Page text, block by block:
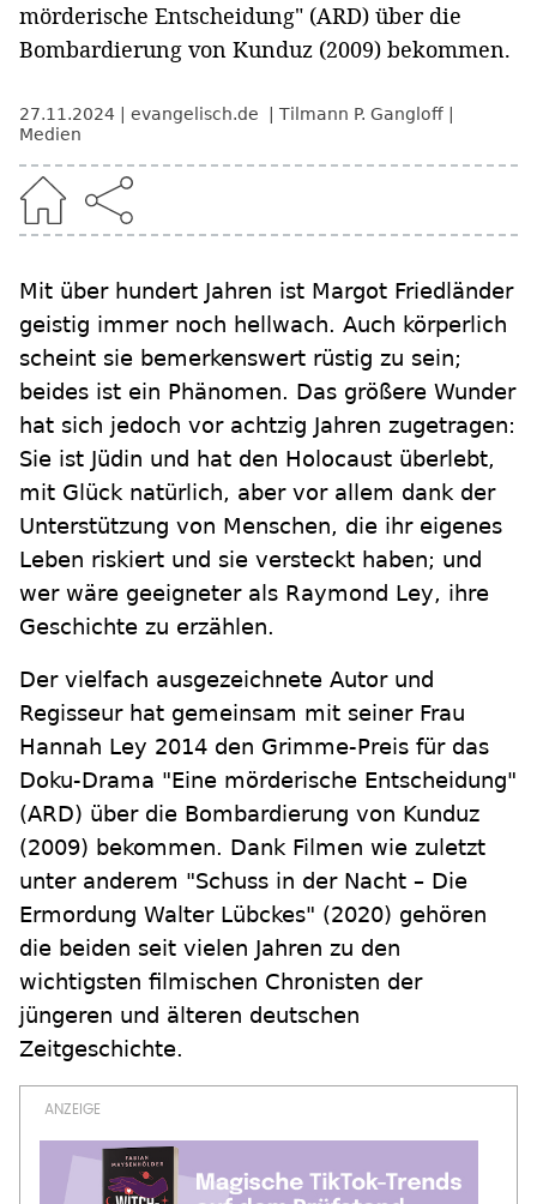
mörderische Entscheidung" (ARD) über die
Bombardierung von Kunduz (2009) bekommen.
27.11.2024 evangelisch.de
Tilmann P. Gangloff
Medien
Mit über hundert Jahren ist Margot Friedländer
geistig immer noch hellwach. Auch körperlich
scheint sie bemerkenswert rüstig zu sein;
beides ist ein Phänomen. Das größere Wunder
hat sich jedoch vor achtzig Jahren zugetragen:
Sie ist Jüdin und hat den Holocaust überlebt,
mit Glück natürlich, aber vor allem dank der
Unterstützung von Menschen, die ihr eigenes
Leben riskiert und sie versteckt haben; und
wer wäre geeigneter als Raymond Ley, ihre
Geschichte zu erzählen.
Der vielfach ausgezeichnete Autor und
Regisseur hat gemeinsam mit seiner Frau
Hannah Ley 2014 den Grimme-Preis für das
Doku-Drama "Eine mörderische Entscheidung"
(ARD) über die Bombardierung von Kunduz
(2009) bekommen. Dank Filmen wie zuletzt
unter anderem "Schuss in der Nacht – Die
Ermordung Walter Lübckes" (2020) gehören
die beiden seit vielen Jahren zu den
wichtigsten filmischen Chronisten der
jüngeren und älteren deutschen
Zeitgeschichte.